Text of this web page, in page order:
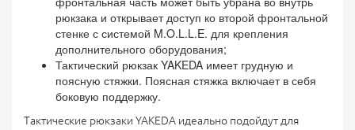
рюкзака и открывает доступ ко второй фронтальной
стенке с системой M.O.L.L.E. для крепления
дополнительного оборудования;
Тактический рюкзак YAKEDA имеет грудную и
поясную стяжки. Поясная стяжка включает в себя
боковую поддержку.
Тактические рюкзаки YAKEDA идеально подойдут для